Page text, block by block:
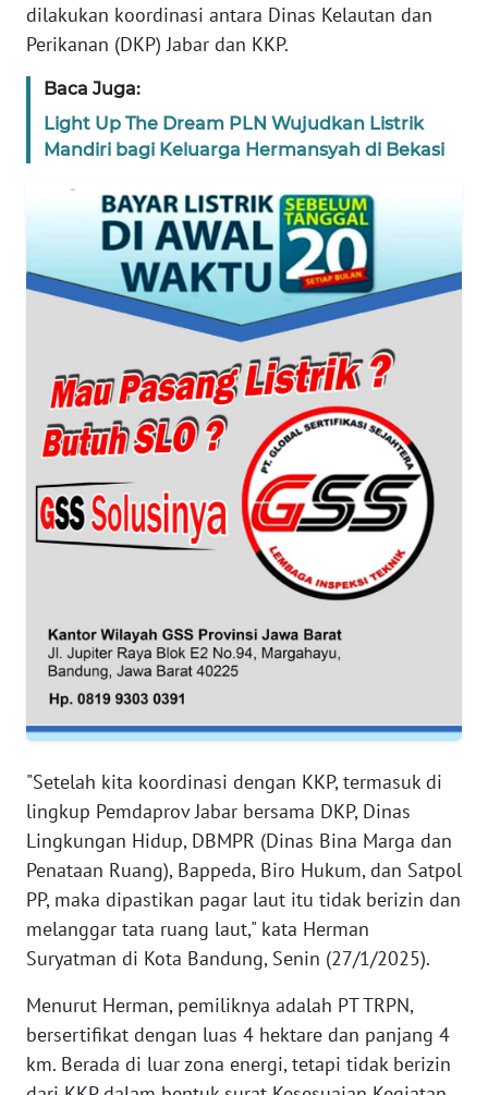
dilakukan koordinasi antara Dinas Kelautan dan
Perikanan (DKP) Jabar dan KKP.
Baca Juga:
Light Up The Dream PLN Wujudkan Listrik
Mandiri bagi Keluarga Hermansyah di Bekasi
"Setelah kita koordinasi dengan KKP, termasuk di
lingkup Pemdaprov Jabar bersama DKP, Dinas
Lingkungan Hidup, DBMPR (Dinas Bina Marga dan
Penataan Ruang), Bappeda, Biro Hukum, dan Satpol
PP, maka dipastikan pagar laut itu tidak berizin dan
melanggar tata ruang laut," kata Herman
Suryatman di Kota Bandung, Senin (27/1/2025).
Menurut Herman, pemiliknya adalah PT TRPN,
bersertifikat dengan luas 4 hektare dan panjang 4
km. Berada di luar zona energi, tetapi tidak berizin
Wahana
Regional
WN
WN
WN
BANTEN
WN
NTT
WN
WN
PAPUA
WN
PAPUA
WN
RIAU
WN
SERAMBI
WN
WN
SULTRA